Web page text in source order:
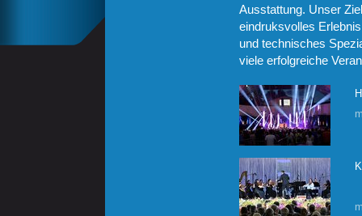
Ausstattung. Unser
eindruksvolles
und technisches
viele erfolgreiche